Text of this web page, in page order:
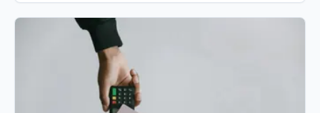
clave reside en la...